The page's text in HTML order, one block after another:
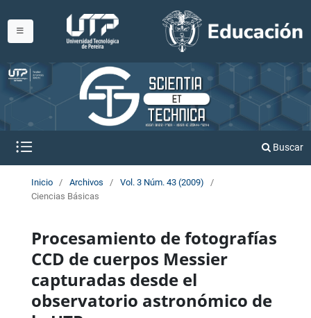
Buscar
Inicio / Archivos / Vol. 3 Núm. 43 (2009)
/
Ciencias Básicas
Procesamiento de fotografías
CCD de cuerpos Messier
capturadas desde el
observatorio astronómico de